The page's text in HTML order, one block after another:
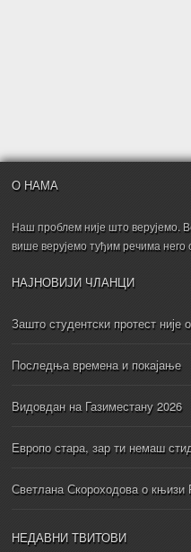
О НАМА
Наш проблем није што верујемо.
више верујемо туђим речима него
НАЈНОВИЈИ ЧЛАНЦИ
Зашто студентски протест није
Последња времена и покајање
Видовдан на Газиместану 2026
Европо стара, зар ти немаш
Светлана Скороходова о књизи
НЕДАВНИ ТВИТОВИ